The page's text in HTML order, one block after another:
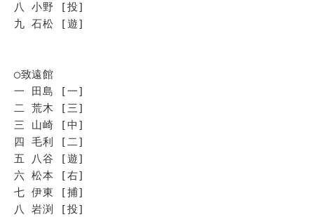
八 小野 [投]
九 石松 [遊]
◯致遠館
一 田島 [一]
二 荒木 [三]
三 山崎 [中]
四 毛利 [二]
五 八谷 [遊]
六 松本 [右]
七 伊東 [捕]
八 岩渕 [投]